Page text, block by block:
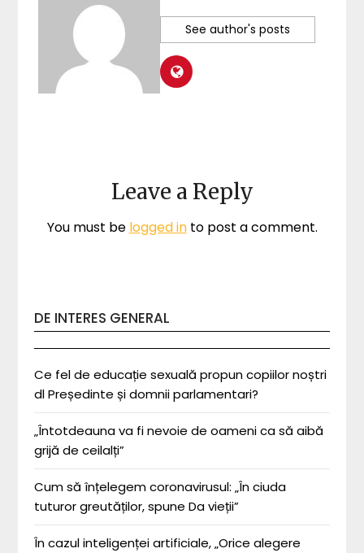
See author's posts
Leave a Reply
You must be logged into post a comment.
DE INTERES GENERAL
Ce fel de educație sexuală propun copiilor noștri
dl Președinte și domnii parlamentari?
„Întotdeauna va fi nevoie de oameni ca să aibă
grijă de ceilalți”
Cum să înțelegem coronavirusul: „În ciuda
tuturor greutăților, spune Da vieții”
În cazul inteligenței artificiale, „Orice alegere